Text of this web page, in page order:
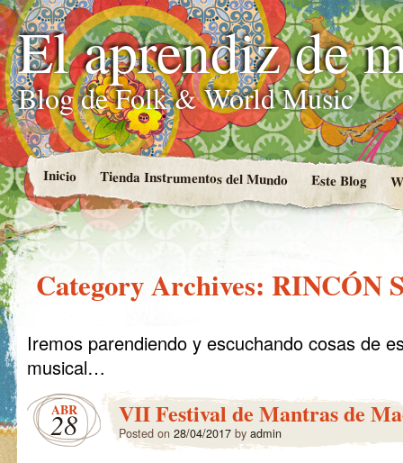
El aprendiz de
Blog de Folk & World Music
Inicio Tienda Instrumentos del Mundo Este Blog
Category Archives: RINCÓN
Iremos parendiendo y escuchando cosas de
musical…
ABR
28 VII Festival de Mantras de
Posted on 28/04/2017 by admin